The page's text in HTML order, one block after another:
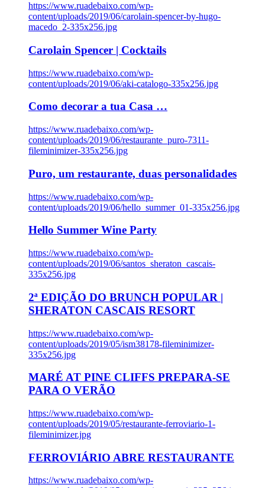
https://www.ruadebaixo.com/wp-
content/uploads/2019/06/carolain-spencer-by-hugo-
macedo_2-335x256.jpg
Carolain Spencer | Cocktails
https://www.ruadebaixo.com/wp-
content/uploads/2019/06/aki-catalogo-335x256.jpg
Como decorar a tua Casa …
https://www.ruadebaixo.com/wp-
content/uploads/2019/06/restaurante_puro-7311-
fileminimizer-335x256.jpg
Puro, um restaurante, duas personalidades
https://www.ruadebaixo.com/wp-
content/uploads/2019/06/hello_summer_01-335x256.jpg
Hello Summer Wine Party
https://www.ruadebaixo.com/wp-
content/uploads/2019/06/santos_sheraton_cascais-
335x256.jpg
2ª EDIÇÃO DO BRUNCH POPULAR |
SHERATON CASCAIS RESORT
https://www.ruadebaixo.com/wp-
content/uploads/2019/05/ism38178-fileminimizer-
335x256.jpg
MARÉ AT PINE CLIFFS PREPARA-SE
PARA O VERÃO
https://www.ruadebaixo.com/wp-
content/uploads/2019/05/restaurante-ferroviario-1-
fileminimizer.jpg
FERROVIÁRIO ABRE RESTAURANTE
https://www.ruadebaixo.com/wp-